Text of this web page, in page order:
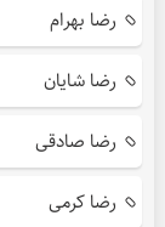
رضا بهرام
رضا شایان
رضا صادقی
رضا کرمی